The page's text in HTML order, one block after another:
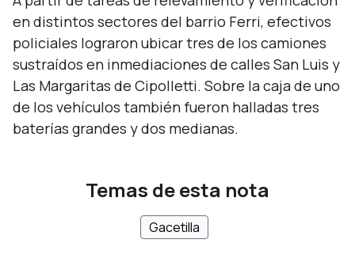
en distintos sectores del barrio Ferri, efectivos
policiales lograron ubicar tres de los camiones
sustraídos en inmediaciones de calles San Luis y
Las Margaritas de Cipolletti. Sobre la caja de uno
de los vehículos también fueron halladas tres
baterías grandes y dos medianas.
Temas de esta nota
Gacetilla